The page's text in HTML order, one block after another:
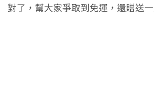
對了，幫大家爭取到免運，還贈送一